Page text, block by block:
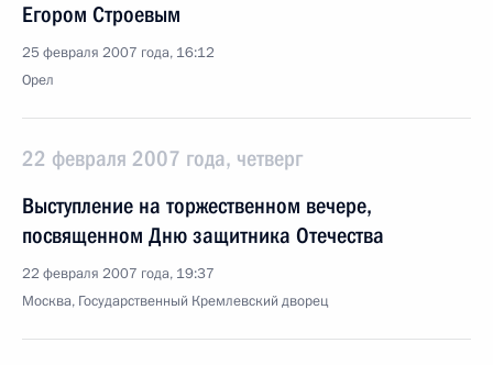
Егором Строевым
25 февраля 2007 года, 16:12
Орел
22 февраля 2007 года, четверг
Выступление на торжественном вечере,
посвященном Дню защитника Отечества
22 февраля 2007 года, 19:37
Москва, Государственный Кремлевский дворец